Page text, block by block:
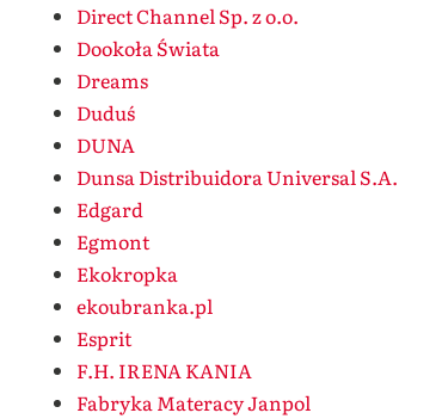
Direct Channel Sp. z o.o.
Dookoła Świata
Dreams
Duduś
DUNA
Dunsa Distribuidora Universal S.A.
Edgard
Egmont
Ekokropka
ekoubranka.pl
Esprit
F.H. IRENA KANIA
Fabryka Materacy Janpol